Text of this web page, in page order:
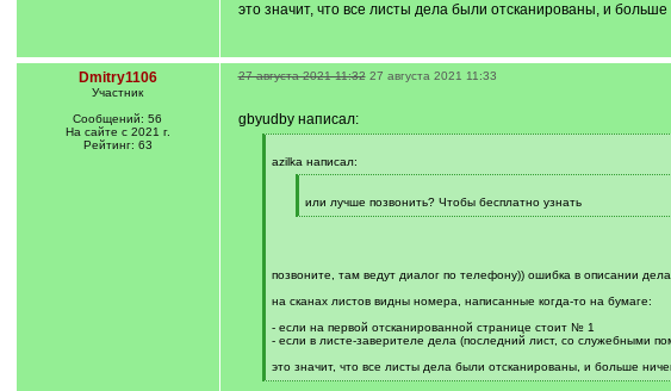
это значит, что все листы дела были отсканированы, и больше
Dmitry1106
Участник
Сообщений: 56
На сайте с 2021 г.
Рейтинг: 63
27 августа 2021 11:32 27 августа 2021 11:33
gbyudby написал:
q
azilka написал:
q
]
или лучше позвонить? Чтобы бесплатно узнать
[
позвоните, там ведут диалог по телефону)) ошибка в описании
на сканах листов видны номера, написанные когда-то на бумаге:
- если на первой отсканированной странице стоит № 1
- если в листе-заверителе дела (последний лист, со служебными
это значит, что все листы дела были отсканированы, и больше
[